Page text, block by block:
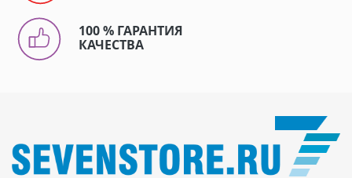
100 % ГАРАНТИЯ
КАЧЕСТВА